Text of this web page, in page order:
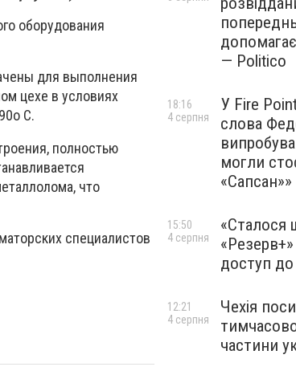
оборудования
для выполнения
цехе в условиях
С.
полностью
что
специалистов
— Politico
У Fire
слова
могли
«Сапсан»»
18:16
4 серпня
«Сталося
доступ до
15:50
4 серпня
Чехія
частини
12:21
4 серпня